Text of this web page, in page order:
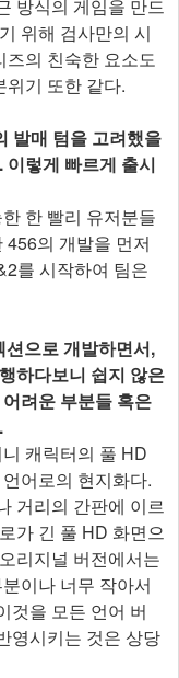
방식의 게임을 만드
위해 검사만의 시
의 친숙한 요소도
위기 또한 같다.
발매 텀을 고려했을
렇게 빠르게 출시
한 빨리 유저분들
의 개발을 먼저
를 시작하여 팀은
으로 개발하면서,
하다보니 쉽지 않은
려운 부분들 혹은
캐릭터의 풀 HD
어로의 현지화다.
거리의 간판에 이르
가 긴 풀 HD 화면으
리지널 버전에서는
이나 너무 작아서
것을 모든 언어 버
영시키는 것은 상당